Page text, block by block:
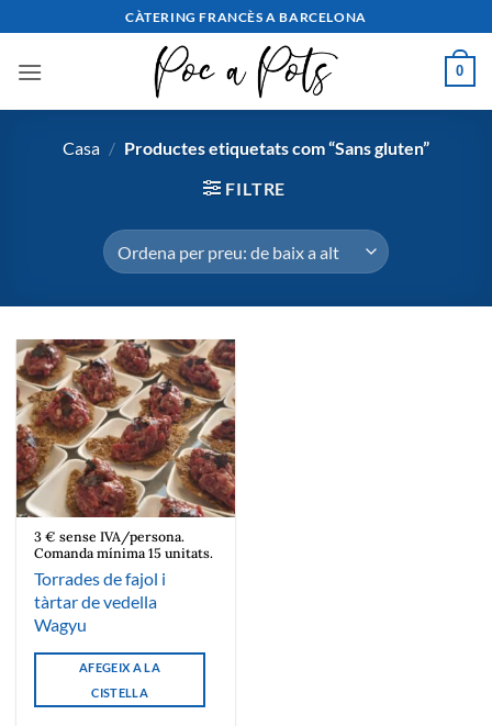
al
contingut
CÀTERING FRANCÈS A BARCELONA
0
Casa / Productes etiquetats com “Sans gluten”
FILTRE
3 € sense IVA/persona.
Comanda mínima 15 unitats.
Torrades de fajol i
tàrtar de vedella
Wagyu
AFEGEIX A LA
CISTELLA